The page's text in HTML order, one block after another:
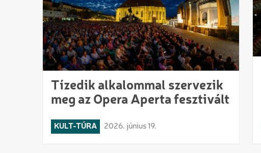
Tízedik alkalommal szervezik
meg az Opera Aperta fesztivált
KULT-TÚRA 2026. június 19.